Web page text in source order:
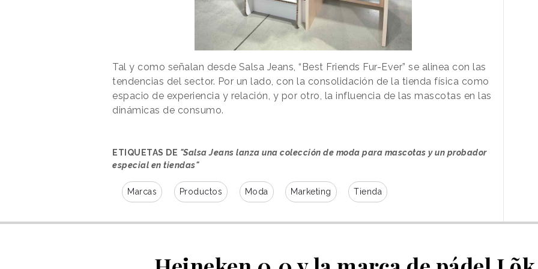
Tal y como señalan desde Salsa Jeans, “Best Friends Fur-Ever” se alinea con las
tendencias del sector. Por un lado, con la consolidación de la tienda física como
espacio de experiencia y relación, y por otro, la influencia de las mascotas en las
dinámicas de consumo.
ETIQUETAS DE "Salsa Jeans lanza una colección de moda para mascotas y un probador
especial en tiendas"
Marcas Productos Moda Marketing Tienda